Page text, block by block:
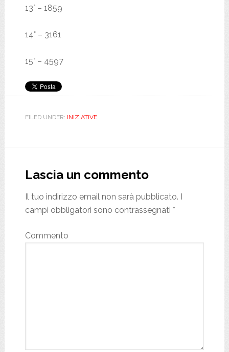
13° – 1859
14° – 3161
15° – 4597
FILED UNDER: INIZIATIVE
Interactions
Lascia un commento
Il tuo indirizzo email non sarà pubblicato. I
campi obbligatori sono contrassegnati *
Commento